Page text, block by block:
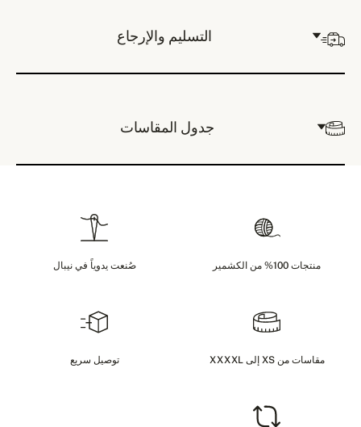
التسليم والإرجاع
جدول المقاسات
منتجات 100% من الكشمير صُنعت يدوياً في نيبال
مقاسات من XS إلى XXXXL توصيل سريع